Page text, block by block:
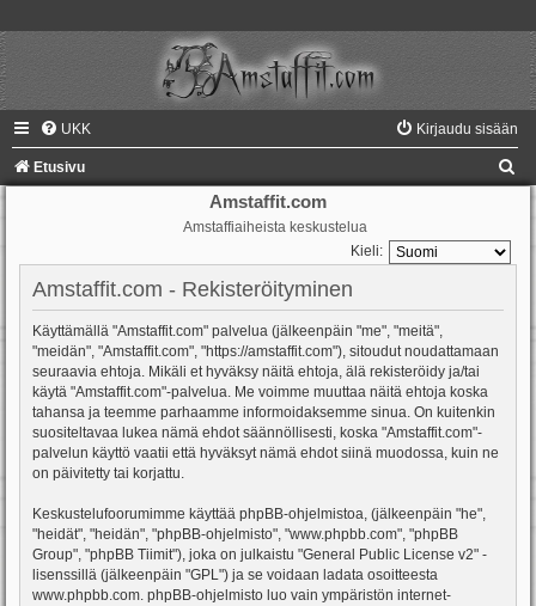
UKK Kirjaudu sisään
Etusivu
Amstaffit.com
Amstaffiaiheista keskustelua
Kieli:
Amstaffit.com - Rekisteröityminen
Käyttämällä "Amstaffit.com" palvelua (jälkeenpäin "me", "meitä",
"meidän", "Amstaffit.com", "https://amstaffit.com"), sitoudut noudattamaan
seuraavia ehtoja. Mikäli et hyväksy näitä ehtoja, älä rekisteröidy ja/tai
käytä "Amstaffit.com"-palvelua. Me voimme muuttaa näitä ehtoja koska
tahansa ja teemme parhaamme informoidaksemme sinua. On kuitenkin
suositeltavaa lukea nämä ehdot säännöllisesti, koska "Amstaffit.com"-
palvelun käyttö vaatii että hyväksyt nämä ehdot siinä muodossa, kuin ne
on päivitetty tai korjattu.
Keskustelufoorumimme käyttää phpBB-ohjelmistoa, (jälkeenpäin "he",
"heidät", "heidän", "phpBB-ohjelmisto", "www.phpbb.com", "phpBB
Group", "phpBB Tiimit"), joka on julkaistu "General Public License v2" -
lisenssillä (jälkeenpäin "GPL") ja se voidaan ladata osoitteesta
www.phpbb.com. phpBB-ohjelmisto luo vain ympäristön internet-